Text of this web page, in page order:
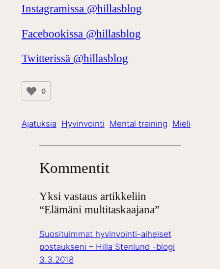
Instagramissa @hillasblog
Facebookissa @hillasblog
Twitterissä @hillasblog
0
Ajatuksia Hyvinvointi Mental training Mieli
Kommentit
Yksi vastaus artikkeliin
“Elämäni multitaskaajana”
Suosituimmat hyvinvointi-aiheiset
postaukseni – Hilla Stenlund -blogi
3.3.2018